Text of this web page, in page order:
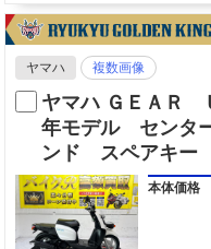
ヤマハ 複数画像
ヤマハ ＧＥＡＲ
年モデル センタ
ンド スペアキー
本体価格